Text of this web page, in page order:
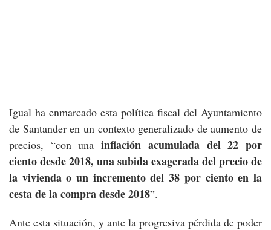
Igual ha enmarcado esta política fiscal del Ayuntamiento
de Santander en un contexto generalizado de aumento de
precios, “con unainflación acumulada del 22 por
ciento desde 2018, una subida exagerada del precio de
la vivienda o un incremento del 38 por ciento en la
cesta de la compra desde 2018”.
Ante esta situación, y ante la progresiva pérdida de poder